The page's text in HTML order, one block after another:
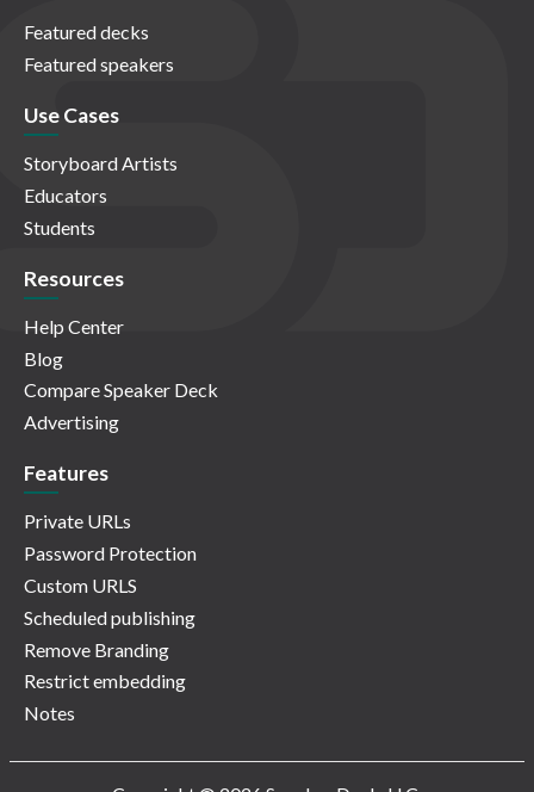
Featured decks
Featured speakers
Use Cases
Storyboard Artists
Educators
Students
Resources
Help Center
Blog
Compare Speaker Deck
Advertising
Features
Private URLs
Password Protection
Custom URLS
Scheduled publishing
Remove Branding
Restrict embedding
Notes